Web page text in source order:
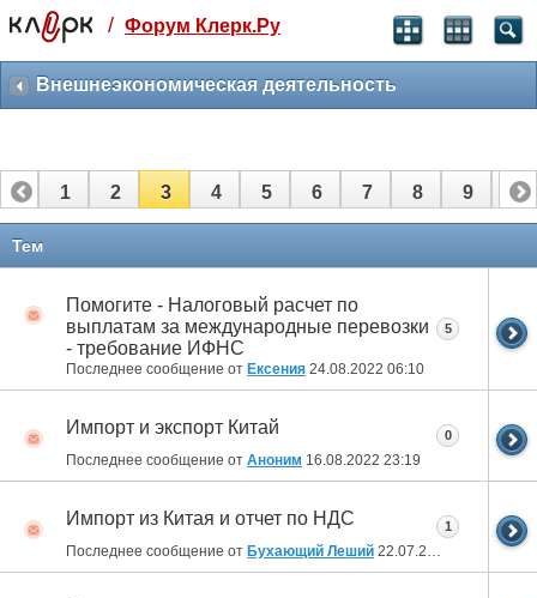
Святые угодники, Клерк без рекламы
прекрасен:)
3 месяца
259
-10%
полгода
499 ₽
Отмена Оплатить
/ Форум Клерк.Ру
Внешнеэкономическая деятельность
1 2 3 4 5 6 7 8 9 10
Тем
Помогите - Налоговый расчет по
выплатам за международные перевозки
- требование ИФНС
Последнее сообщение от Ексения 24.08.2022 06:10
5
Импорт и экспорт Китай
Последнее сообщение от Аноним 16.08.2022 23:19
0
Импорт из Китая и отчет по НДС
Последнее сообщение от Бухающий Леший 22.07.2022
1